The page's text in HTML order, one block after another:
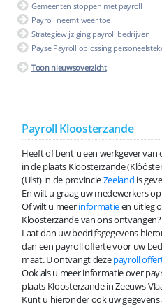
Gemeenten stoppen met payroll
Payroll neemt weer toe
Strategiewijziging payroll bedrijven
Payse Payroll oplossing
Toon nieuwsoverzicht
Payroll Kloosterzande
Heeft of bent u een werkgever
in de plaats Kloosterzande
(Ulst) in de provincieZeeland is
En wilt u graag uw medewerkers
Of wilt u meerinformatieen uitleg
Kloosterzande van ons ontvangen?
Laat dan uw bedrijfsgegevens
dan een payroll offerte voor uw
maat. U ontvangt dezepayroll
Ook als u meer informatie over
plaats Kloosterzande in Zeeuws-
Kunt u hieronder ook uw